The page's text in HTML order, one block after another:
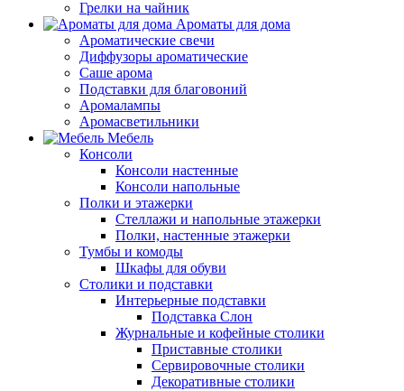
Грелки на чайник
Ароматы для дома
Ароматические свечи
Диффузоры ароматические
Саше арома
Подставки для благовоний
Аромалампы
Аромасветильники
Мебель
Консоли
Консоли настенные
Консоли напольные
Полки и этажерки
Стеллажи и напольные этажерки
Полки, настенные этажерки
Тумбы и комоды
Шкафы для обуви
Столики и подставки
Интерьерные подставки
Подставка Слон
Журнальные и кофейные столики
Приставные столики
Сервировочные столики
Декоративные столики